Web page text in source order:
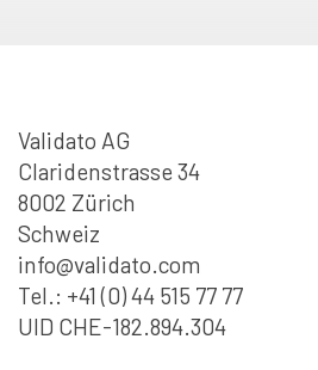
Validato AG
Claridenstrasse 34
8002 Zürich
Schweiz
info@validato.com
Tel.: +41 (0) 44 515 77 77
UID CHE-182.894.304